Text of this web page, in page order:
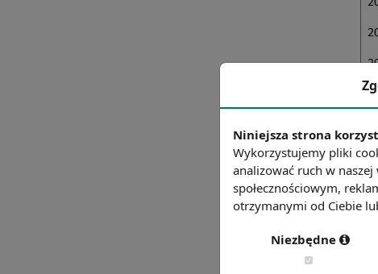
Niniejsza strona
Wykorzystujemy pliki
analizować ruch w
społecznościowym,
otrzymanymi od Ciebie
Niezbędne